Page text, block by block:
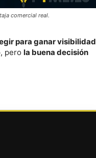
comercial real.
para ganar visibilidad
pero la buena decisión